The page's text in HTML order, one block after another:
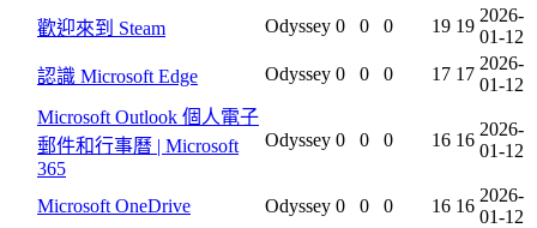
歡迎來到 Steam Odyssey 0 0 0 19 19
2026-
01-12
認識 Microsoft Edge
Odyssey 0 0 0 17 17
2026-
01-12
Microsoft Outlook 個人電子
郵件和行事曆 | Microsoft
365
Odyssey 0 0 0 16 16
2026-
01-12
Microsoft OneDrive Odyssey 0 0 0 16 16
2026-
01-12